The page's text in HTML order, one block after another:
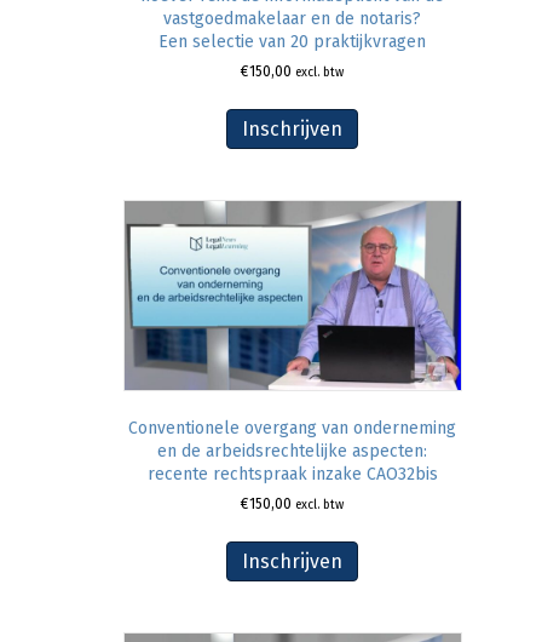
vastgoedmakelaar en de notaris?
Een selectie van 20 praktijkvragen
€150,00 excl. btw
Inschrijven
Conventionele overgang van onderneming
en de arbeidsrechtelijke aspecten:
recente rechtspraak inzake CAO32bis
€150,00 excl. btw
Inschrijven